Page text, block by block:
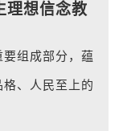
理想信念教
组成部分，蕴
、人民至上的